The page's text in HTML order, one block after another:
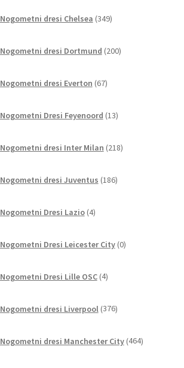
Nogometni dresi Chelsea 349izdelkov
Nogometni dresi Dortmund 200izdelkov
Nogometni dresi Everton 67izdelkov
Nogometni Dresi Feyenoord 13izdelkov
Nogometni dresi Inter Milan 218izdelkov
Nogometni dresi Juventus 186izdelkov
Nogometni Dresi Lazio 4izdelki
Nogometni Dresi Leicester City 0izdelkov
Nogometni Dresi Lille OSC 4izdelki
Nogometni dresi Liverpool 376izdelkov
Nogometni dresi Manchester City 464izdelkov